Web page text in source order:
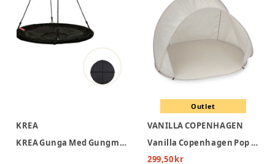
KREA
KREA Gunga Med Gungmadrass - Svart
Outlet
VANILLA COPENHAGEN
Vanilla Copenhagen Pop Up Strandtält Classic - Oyster Grey
299,50 kr